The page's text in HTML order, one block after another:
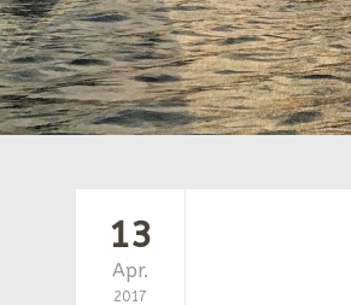
13
Apr.
2017